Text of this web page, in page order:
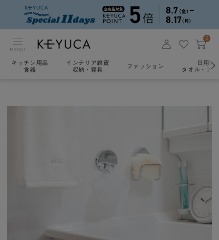
MENU
0
キッチン用品
食器
インテリア雑貨
収納・寝具
ファッション
日用雑
タオル・ア